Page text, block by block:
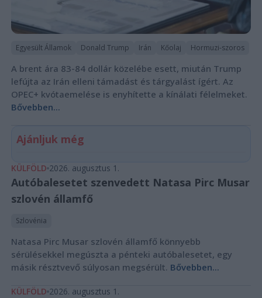
Egyesült Államok Donald Trump Irán Kőolaj Hormuzi-szoros
A brent ára 83-84 dollár közelébe esett, miután Trump
lefújta az Irán elleni támadást és tárgyalást ígért. Az
OPEC+ kvótaemelése is enyhítette a kínálati félelmeket.
Bővebben...
Ajánljuk még
KÜLFÖLD 2026. augusztus 1.
Autóbalesetet szenvedett Natasa Pirc Musar
szlovén államfő
Szlovénia
Natasa Pirc Musar szlovén államfő könnyebb
sérülésekkel megúszta a pénteki autóbalesetet, egy
másik résztvevő súlyosan megsérült. Bővebben...
KÜLFÖLD 2026. augusztus 1.